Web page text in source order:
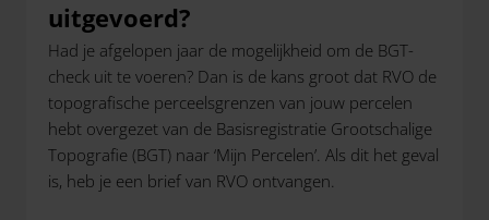
uitgevoerd?
Had je afgelopen jaar de mogelijkheid om de BGT-
check uit te voeren? Dan is de kans groot dat RVO de
topografische perceelsgrenzen van jouw percelen
hebt overgezet van de Basisregistratie Grootschalige
Topografie (BGT) naar ‘Mijn Percelen’. Als dit het geval
is, heb je een brief van RVO ontvangen.